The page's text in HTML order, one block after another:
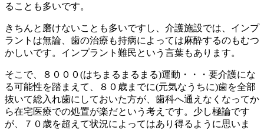
ることも多いです。
きちんと磨けないことも多いですし、介護施設では、インプ
ラントは無論、歯の治療も持病によっては麻酔するのもむつ
かしいです。インプラント難民という言葉もあります。
そこで、８０００(はちまるまるまる)運動・・・要介護にな
る可能性を踏まえて、８０歳までに(元気なうちに)歯を全部
抜いて総入れ歯にしておいた方が、歯科へ通えなくなってか
ら在宅医療での処置が楽だという考えです。少し極論です
が、７０歳を超えて状況によってはあり得るように思いま